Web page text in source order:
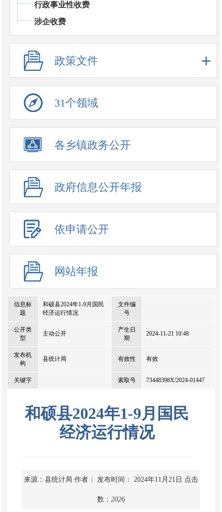
行政事业性收费
涉企收费
政策文件
31个领域
各乡镇政务公开
政府信息公开年报
依申请公开
网站年报
信息标
题
和硕县2024年1-9月国民
经济运行情况
文件编
号
公开类
型
主动公开
产生日
期
2024-11-21 10:48
发布机
构
县统计局 有效性 有效
关键字 索取号 73448398X/2024-01447
和硕县2024年1-9月国民
经济运行情况
来源：县统计局 作者： 发布时间： 2024年11月21日 点击
数： 2026